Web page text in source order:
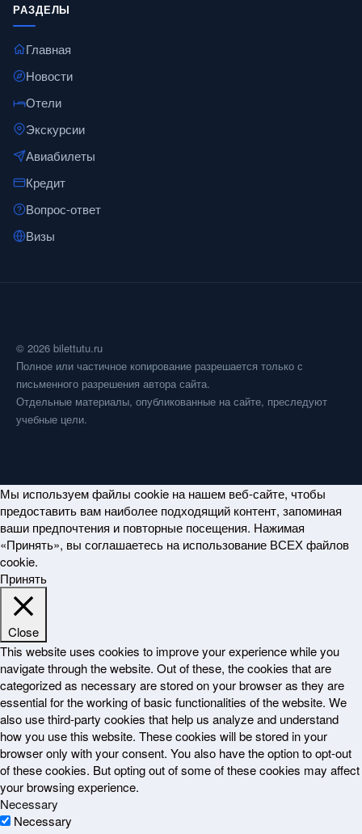
РАЗДЕЛЫ
Главная
Новости
Отели
Экскурсии
Авиабилеты
Кредит
Вопрос-ответ
Визы
© 2026 bilettutu.ru
Полное или частичное копирование разрешается только с
письменного разрешения автора сайта.
Отдельные материалы, опубликованные на сайте, преследуют
учебные цели.
Мы используем файлы cookie на нашем веб-сайте, чтобы
предоставить вам наиболее подходящий контент, запоминая
ваши предпочтения и повторные посещения. Нажимая
«Принять», вы соглашаетесь на использование ВСЕХ файлов
cookie.
Принять
Close
This website uses cookies to improve your experience while you
navigate through the website. Out of these, the cookies that are
categorized as necessary are stored on your browser as they are
essential for the working of basic functionalities of the website. We
also use third-party cookies that help us analyze and understand
how you use this website. These cookies will be stored in your
browser only with your consent. You also have the option to opt-out
of these cookies. But opting out of some of these cookies may affect
your browsing experience.
Necessary
Necessary